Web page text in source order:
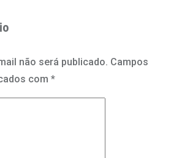
não será publicado. Campos
com *